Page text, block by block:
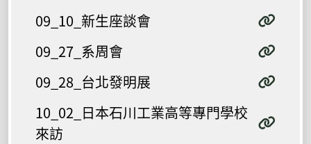
09_10_新生座談會
09_27_系周會
09_28_台北發明展
10_02_日本石川工業高等專門學校
來訪